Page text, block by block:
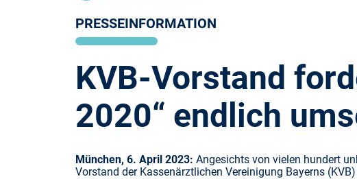
PRESSEINFORMATION
KVB-Vorstand
2020“ endlich
München, 6. April 2023: Angesichts von vielen hundert
Vorstand der Kassenärztlichen Vereinigung Bayerns